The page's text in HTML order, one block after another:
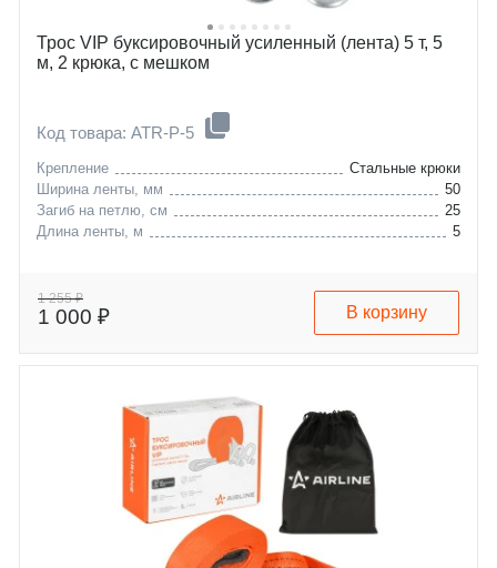
Трос VIP буксировочный усиленный (лента) 5 т, 5
м, 2 крюка, с мешком
Код товара: ATR-P-5
Крепление
Стальные крюки
Ширина ленты, мм
50
Загиб на петлю, см
25
Длина ленты, м
5
1 255 ₽
1 000 ₽ В корзину